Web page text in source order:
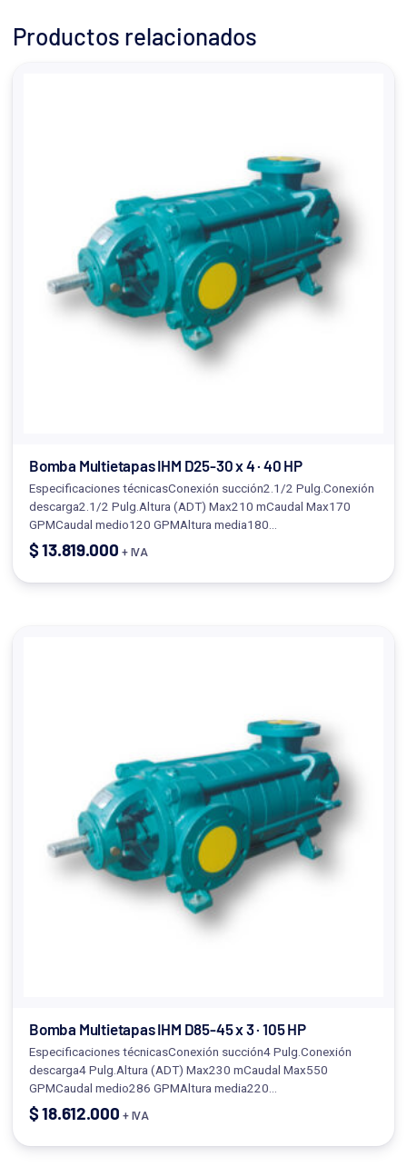
Productos relacionados
Bomba Multietapas IHM D25-30 x 4 · 40 HP
Especificaciones técnicasConexión succión2.1/2 Pulg.Conexión
descarga2.1/2 Pulg.Altura (ADT) Max210 mCaudal Max170
GPMCaudal medio120 GPMAltura media180…
$13.819.000 + IVA
Bomba Multietapas IHM D85-45 x 3 · 105 HP
Especificaciones técnicasConexión succión4 Pulg.Conexión
descarga4 Pulg.Altura (ADT) Max230 mCaudal Max550
GPMCaudal medio286 GPMAltura media220…
$18.612.000 + IVA